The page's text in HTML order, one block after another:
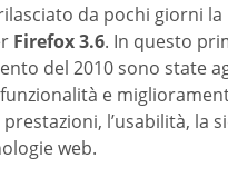
da pochi giorni
Firefox 3.6. In questo
del 2010 sono state
e
l’usabilità, la
web.